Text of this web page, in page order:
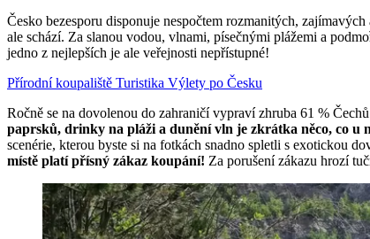
Česko bezesporu disponuje nespočtem rozmanitých,
ale schází. Za slanou vodou, vlnami, písečnými plážemi a
jedno z nejlepších je ale veřejnosti nepřístupné!
Přírodní koupaliště Turistika Výlety po Česku
Ročně se na dovolenou do zahraničí vypraví zhruba 61 %
paprsků, drinky na pláži a dunění vln je zkrátka něco, co u
scenérie, kterou byste si na fotkách snadno spletli s exotickou
místě platí přísný zákaz koupání! Za porušení zákazu hrozí